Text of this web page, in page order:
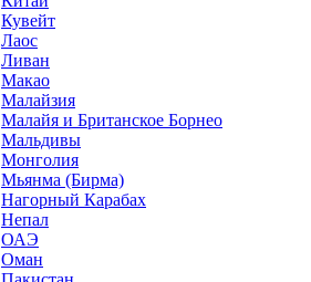
Кувейт
Лаос
Ливан
Макао
Малайзия
Малайя и Британское Борнео
Мальдивы
Монголия
Мьянма (Бирма)
Нагорный Карабах
Непал
ОАЭ
Оман